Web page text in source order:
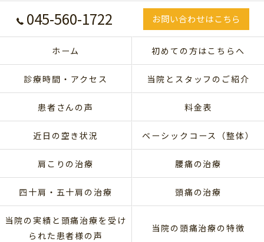
045-560-1722 お問い合わせはこちら
ホーム 初めての方はこちらへ
診療時間・アクセス 当院とスタッフのご紹介
患者さんの声 料金表
近日の空き状況 ベーシックコース（整体）
肩こりの治療 腰痛の治療
四十肩・五十肩の治療 頭痛の治療
当院の実績と頭痛治療を受け
られた患者様の声
当院の頭痛治療の特徴